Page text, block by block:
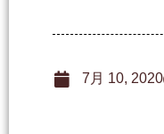
7月 10, 2020